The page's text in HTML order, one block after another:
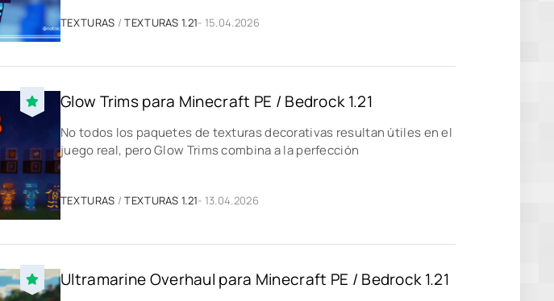
TEXTURAS /TEXTURAS 1.21- 15.04.2026
Glow Trims para Minecraft PE / Bedrock 1.21
No todos los paquetes de texturas decorativas resultan útiles en el
juego real, pero Glow Trims combina a la perfección
TEXTURAS /TEXTURAS 1.21- 13.04.2026
Ultramarine Overhaul para Minecraft PE / Bedrock 1.21